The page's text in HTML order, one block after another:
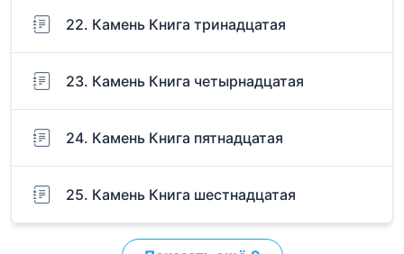
22. Камень Книга тринадцатая
23. Камень Книга четырнадцатая
24. Камень Книга пятнадцатая
25. Камень Книга шестнадцатая